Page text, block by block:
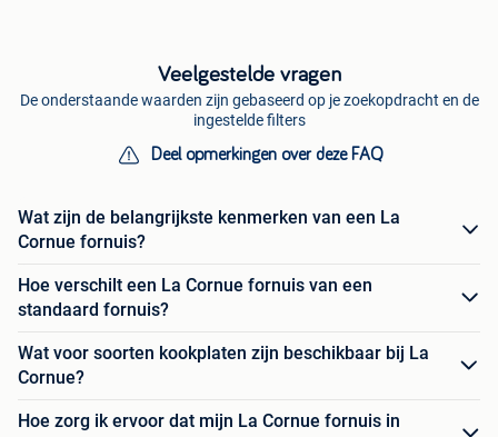
Veelgestelde vragen
De onderstaande waarden zijn gebaseerd op je zoekopdracht en de
ingestelde filters
Deel opmerkingen over deze FAQ
Wat zijn de belangrijkste kenmerken van een La
Cornue fornuis?
Hoe verschilt een La Cornue fornuis van een
standaard fornuis?
Wat voor soorten kookplaten zijn beschikbaar bij La
Cornue?
Hoe zorg ik ervoor dat mijn La Cornue fornuis in